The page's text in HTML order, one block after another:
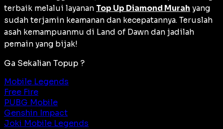
terbaik melalui layanan Top Up Diamond Murah yang
sudah terjamin keamanan dan kecepatannya. Teruslah
asah kemampuanmu di Land of Dawn dan jadilah
pemain yang bijak!
Ga Sekalian Topup ?
Mobile Legends
Free Fire
PUBG Mobile
Genshin Impact
Joki Mobile Legends